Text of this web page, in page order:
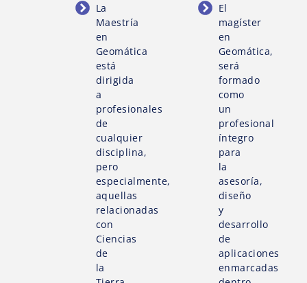
La
Maestría
en
Geomática
está
dirigida
a
profesionales
de
cualquier
disciplina,
pero
especialmente,
aquellas
relacionadas
con
Ciencias
de
la
El
magíster
en
Geomática,
será
formado
como
un
profesional
íntegro
para
la
asesoría,
diseño
y
desarrollo
de
aplicaciones
enmarcadas